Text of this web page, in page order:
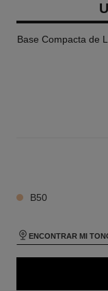
Base Compacta de
B50
ENCONTRAR MI